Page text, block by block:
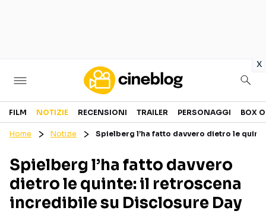
x
Cinema
GENERI
PERSONAGGI
CANALI STREAMING
FILM NOTIZIE RECENSIONI TRAILER PERSONAGGI BOX
Home Notizie Spielberg l’ha fatto davvero dietro le
Spielberg l’ha fatto davvero
dietro le quinte: il retroscena
incredibile su Disclosure Day